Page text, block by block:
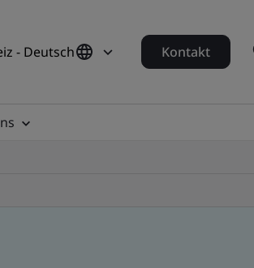
- Deutsch Kontakt